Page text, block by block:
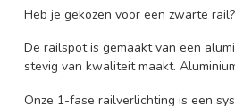
Heb je gekozen voor een zwarte
De railspot is gemaakt van een
stevig van kwaliteit maakt.
Onze 1-fase railverlichting is een